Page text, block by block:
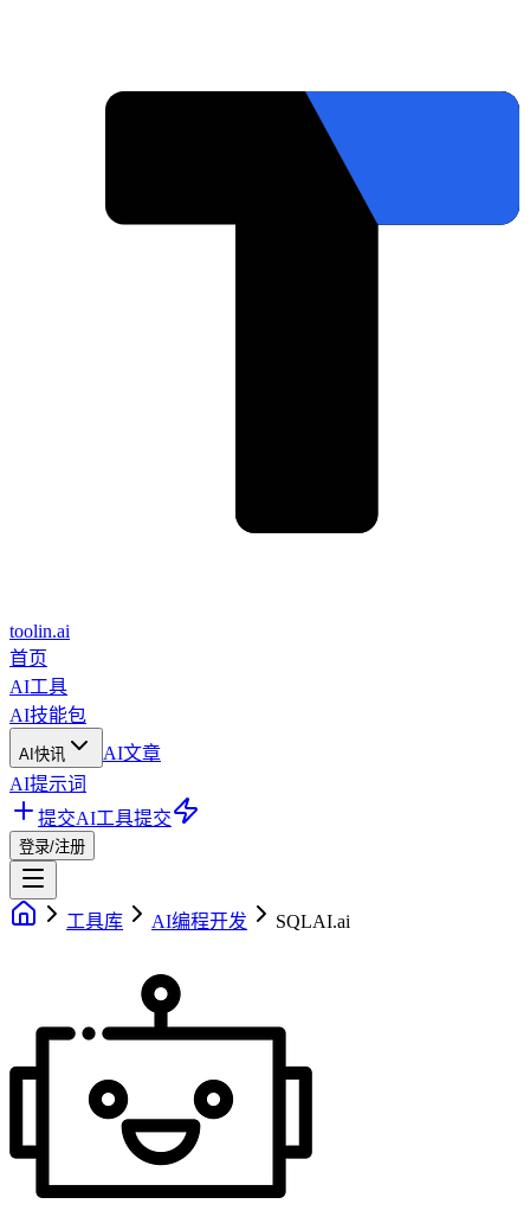
toolin.ai
首页
AI工具
AI技能包
AI快讯
AI文章
AI提示词
提交AI工具提交
登录/注册
工具库 AI编程开发 SQLAI.ai